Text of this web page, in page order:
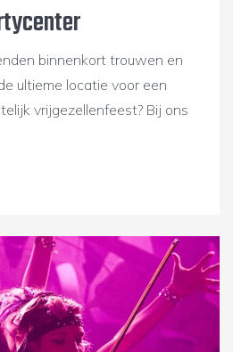
binnenkort trouwen en
ultieme locatie voor een
vrijgezellenfeest? Bij ons